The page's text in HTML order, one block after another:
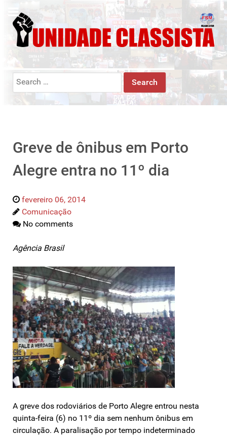
Search
Greve de ônibus em Porto
Alegre entra no 11º dia
fevereiro 06, 2014
Comunicação
No comments
Agência Brasil
A greve dos rodoviários de Porto Alegre entrou nesta
quinta-feira (6) no 11º dia sem nenhum ônibus em
circulação. A paralisação por tempo indeterminado